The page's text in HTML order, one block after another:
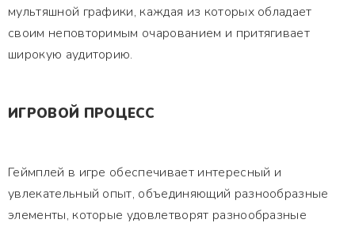
мультяшной графики, каждая из которых обладает
своим неповторимым очарованием и притягивает
широкую аудиторию.
ИГРОВОЙ ПРОЦЕСС
Геймплей в игре обеспечивает интересный и
увлекательный опыт, объединяющий разнообразные
элементы, которые удовлетворят разнообразные